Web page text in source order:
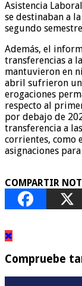
Asistencia
se destinaban a
segundo
Además, el
transferencias a
mantuvieron en
abril sufrieron
erogaciones
respecto al
por debajo de
transferencia a
corrientes, como
asignaciones
COMPARTIR
Compruebe